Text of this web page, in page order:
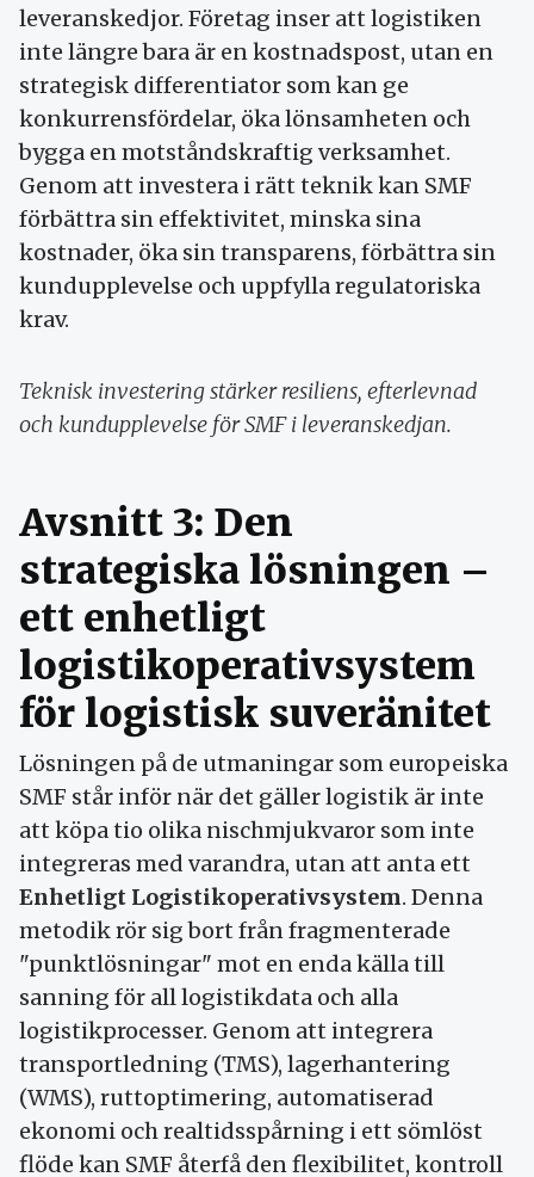
leveranskedjor. Företag inser att logistiken
inte längre bara är en kostnadspost, utan en
strategisk differentiator som kan ge
konkurrensfördelar, öka lönsamheten och
bygga en motståndskraftig verksamhet.
Genom att investera i rätt teknik kan SMF
förbättra sin effektivitet, minska sina
kostnader, öka sin transparens, förbättra sin
kundupplevelse och uppfylla regulatoriska
krav.
Teknisk investering stärker resiliens, efterlevnad
och kundupplevelse för SMF i leveranskedjan.
Avsnitt 3: Den
strategiska lösningen –
ett enhetligt
logistikoperativsystem
för logistisk suveränitet
Lösningen på de utmaningar som europeiska
SMF står inför när det gäller logistik är inte
att köpa tio olika nischmjukvaror som inte
integreras med varandra, utan att anta ett
Enhetligt Logistikoperativsystem. Denna
metodik rör sig bort från fragmenterade
"punktlösningar" mot en enda källa till
sanning för all logistikdata och alla
logistikprocesser. Genom att integrera
transportledning (TMS), lagerhantering
(WMS), ruttoptimering, automatiserad
ekonomi och realtidsspårning i ett sömlöst
flöde kan SMF återfå den flexibilitet, kontroll